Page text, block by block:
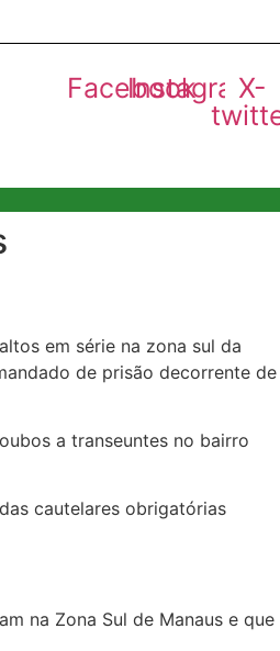
Facebook
Instagram
X-
em série na zona sul da
de prisão decorrente de
a transeuntes no bairro
cautelares obrigatórias
na Zona Sul de Manaus e que